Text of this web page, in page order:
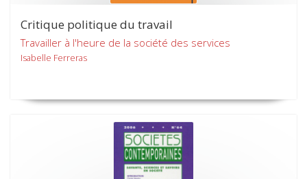
Critique politique du travail
Travailler à l'heure de la société des services
Isabelle Ferreras